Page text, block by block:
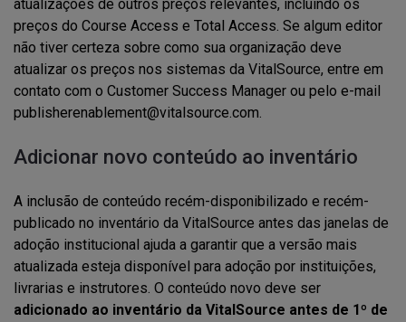
atualizações de outros preços relevantes, incluindo os
preços do Course Access e Total Access. Se algum editor
não tiver certeza sobre como sua organização deve
atualizar os preços nos sistemas da VitalSource, entre em
contato com o Customer Success Manager ou pelo e-mail
publisherenablement@vitalsource.com.
Adicionar novo conteúdo ao inventário
A inclusão de conteúdo recém-disponibilizado e recém-
publicado no inventário da VitalSource antes das janelas de
adoção institucional ajuda a garantir que a versão mais
atualizada esteja disponível para adoção por instituições,
livrarias e instrutores. O conteúdo novo deve ser
adicionado ao inventário da VitalSource antes de 1º de